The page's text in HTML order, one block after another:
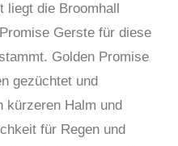
liegt die Broomhall
Gerste für diese
Golden Promise
gezüchtet und
kürzeren Halm und
für Regen und